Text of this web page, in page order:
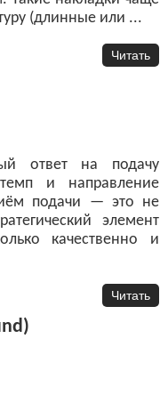
(длинные или ...
Читать
ответ на подачу
и направление
подачи — это не
элемент
качественно и
Читать